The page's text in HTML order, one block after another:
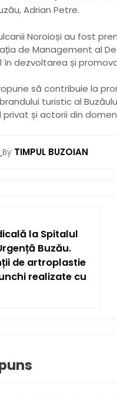
Adrian Petre.
Noroioși au fost
de Management al
în dezvoltarea și
să contribuie la
turistic al
și actorii din
By TIMPUL BUZOIAN
la Spitalul
Buzău.
de artroplastie
realizate cu